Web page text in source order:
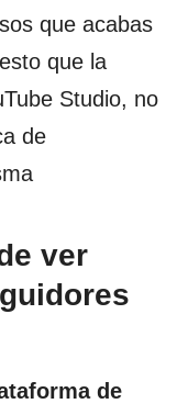
que acabas
que la
Studio, no
de
ver
de